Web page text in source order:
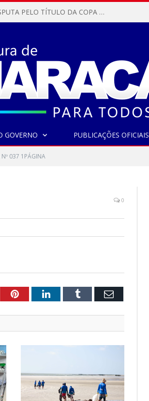
MARACANÃ SAI NA FRENTE NA DISPUTA PELO TÍTULO DA COPA PARÁ SUB-17!
GOVERNO PUBLICAÇÕES OFICIAIS
Nº 037 1PÁGINA
0
PinterestLinkedInTumblr Email